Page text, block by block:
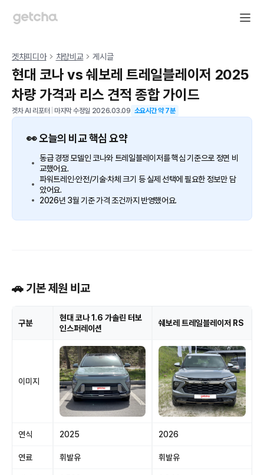
겟차피디아 차량비교 게시글
현대 코나 vs 쉐보레 트레일블레이저 2025
차량 가격과 리스 견적 종합 가이드
겟차 AI 리포터 마지막 수정일 2026.03.09 소요시간 약7분
👀 오늘의 비교 핵심 요약
동급 경쟁 모델인 코나와 트레일블레이저를 핵심 기준으로 정면 비
교했어요.
파워트레인·안전/기술·차체 크기 등 실제 선택에 필요한 정보만 담
았어요.
2026년 3월 기준 가격 조건까지 반영했어요.
🚗 기본 제원 비교
구분
현대 코나 1.6 가솔린 터보
인스퍼레이션
쉐보레 트레일블레이저 RS
이미지
연식 2025 2026
연료 휘발유 휘발유